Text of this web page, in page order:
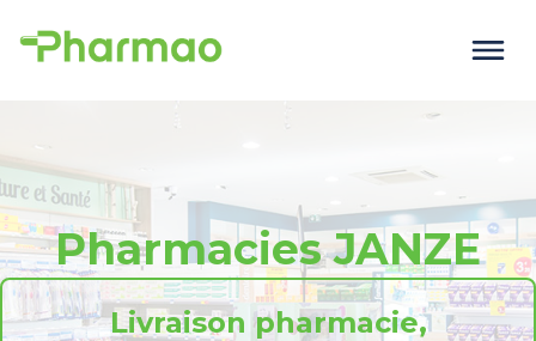
Pharmacies JANZE
Livraison pharmacie,